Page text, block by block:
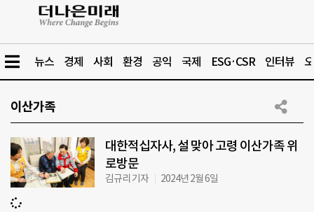
뉴스 경제 사회 환경 공익 국제 ESG·CSR 인터뷰
이산가족
대한적십자사, 설 맞아 고령 이산가족 위
로방문
김규리 기자 2024년 2월 6일